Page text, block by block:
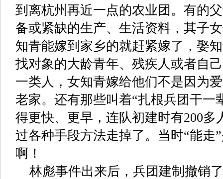
到离杭州再近一点的农业团。有的
备或紧缺的生产、生活资料，其子
知青能嫁到家乡的就赶紧嫁了，娶
找对象的大龄青年、残疾人或者自
一类人，女知青嫁给他们不是因为
老家。还有那些叫着“扎根兵团干一
得更快、更早，连队初建时有200多
过各种手段方法走掉了。当时“能走”
啊！
林彪事件出来后，兵团建制撤销